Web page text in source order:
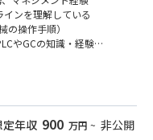
画）】
グから始まり、OJTにてルー
か月ほどはOJTを通じて仕事
動、課内マネジメントを通
命に貢献できる。
して、品質システムの運用、
効率化、適正品質の維持管
全体の品質基盤強化に貢献
上を目的に、技術部門やCMC
インを理解している
の操作手順）
やGCの知識・経験
望ましい
、課題に対して挫けず意欲
定年収 900 万円 ~ 非公開